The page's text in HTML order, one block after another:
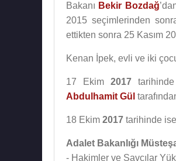
Bakanı Bekir Bozdağ
2015 seçimlerinden
ettikten sonra 25 Kasım
Kenan İpek, evli ve iki
17 Ekim 2017tarihinde
Abdulhamit Gül
18 Ekim 2017 tarihinde
Adalet Bakanlığı
- Hakimler ve Savcılar